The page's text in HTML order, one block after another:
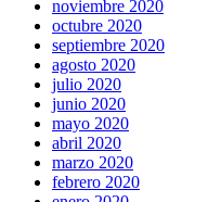
noviembre 2020
octubre 2020
septiembre 2020
agosto 2020
julio 2020
junio 2020
mayo 2020
abril 2020
marzo 2020
febrero 2020